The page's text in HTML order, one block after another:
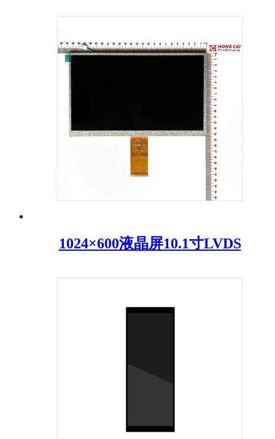
1024×600液晶屏10.1寸LVDS